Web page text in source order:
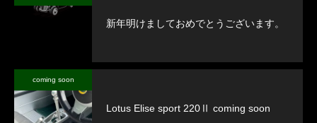
新年明けましておめでとうございます。
coming soon
Lotus Elise sport 220Ⅱ coming soon